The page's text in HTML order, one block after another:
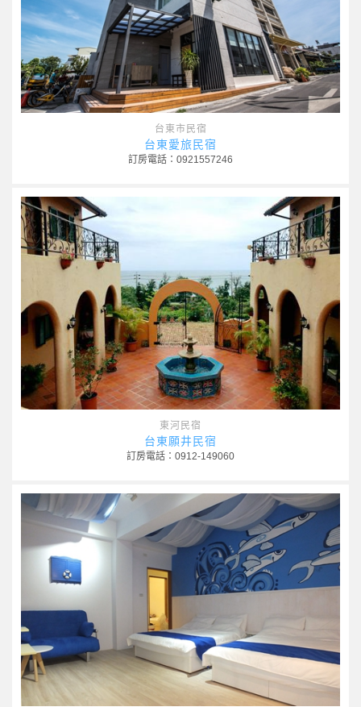
台東市民宿
台東愛旅民宿
訂房電話：0921557246
東河民宿
台東願井民宿
訂房電話：0912-149060